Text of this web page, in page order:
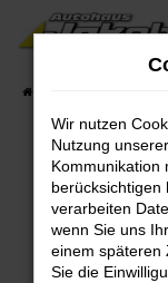
Zum
Hauptinhalt
Fehler:
Beim Laden
Hier sind ein
Wir nutzen
Nutzung
Kommunikation
berücksichtigen
verarbeiten
wenn Sie uns
einem späteren
Sie die